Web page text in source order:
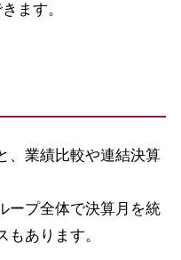
ます。
、業績比較や連結決算
ープ全体で決算月を統
あります。